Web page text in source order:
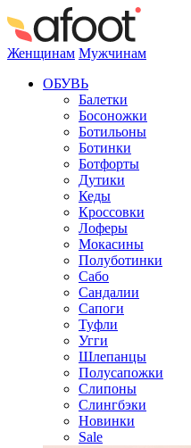
Женщинам Мужчинам
ОБУВЬ
Балетки
Босоножки
Ботильоны
Ботинки
Ботфорты
Дутики
Кеды
Кроссовки
Лоферы
Мокасины
Полуботинки
Сабо
Сандалии
Сапоги
Туфли
Угги
Шлепанцы
Полусапожки
Слипоны
Слингбэки
Новинки
Sale